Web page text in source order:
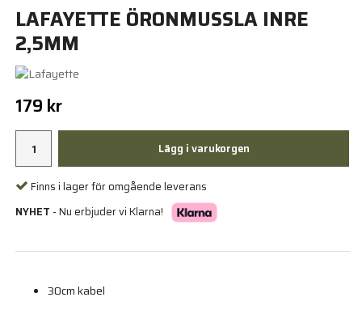
LAFAYETTE ÖRONMUSSLA INRE
2,5MM
179 kr
Lägg i varukorgen
Finns i lager för omgående leverans
NYHET - Nu erbjuder vi Klarna!
30cm kabel